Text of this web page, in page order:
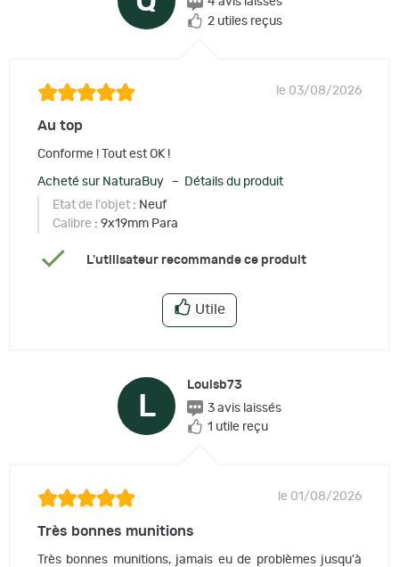
2 utiles reçus
le 03/08/2026
Au top
Conforme ! Tout est OK !
Acheté sur NaturaBuy – Détails du produit
Etat de l'objet : Neuf
Calibre : 9x19mm Para
L'utilisateur recommande ce produit
Utile
L
Louisb73
3 avis laissés
1 utile reçu
le 01/08/2026
Très bonnes munitions
Très bonnes munitions, jamais eu de problèmes jusqu'à